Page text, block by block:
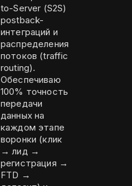
to-Server (S2S)
postback-
интеграций и
распределения
потоков (traffic
routing).
Обеспечиваю
100% точность
передачи
данных на
каждом этапе
воронки (клик
→ лид →
регистрация →
FTD →